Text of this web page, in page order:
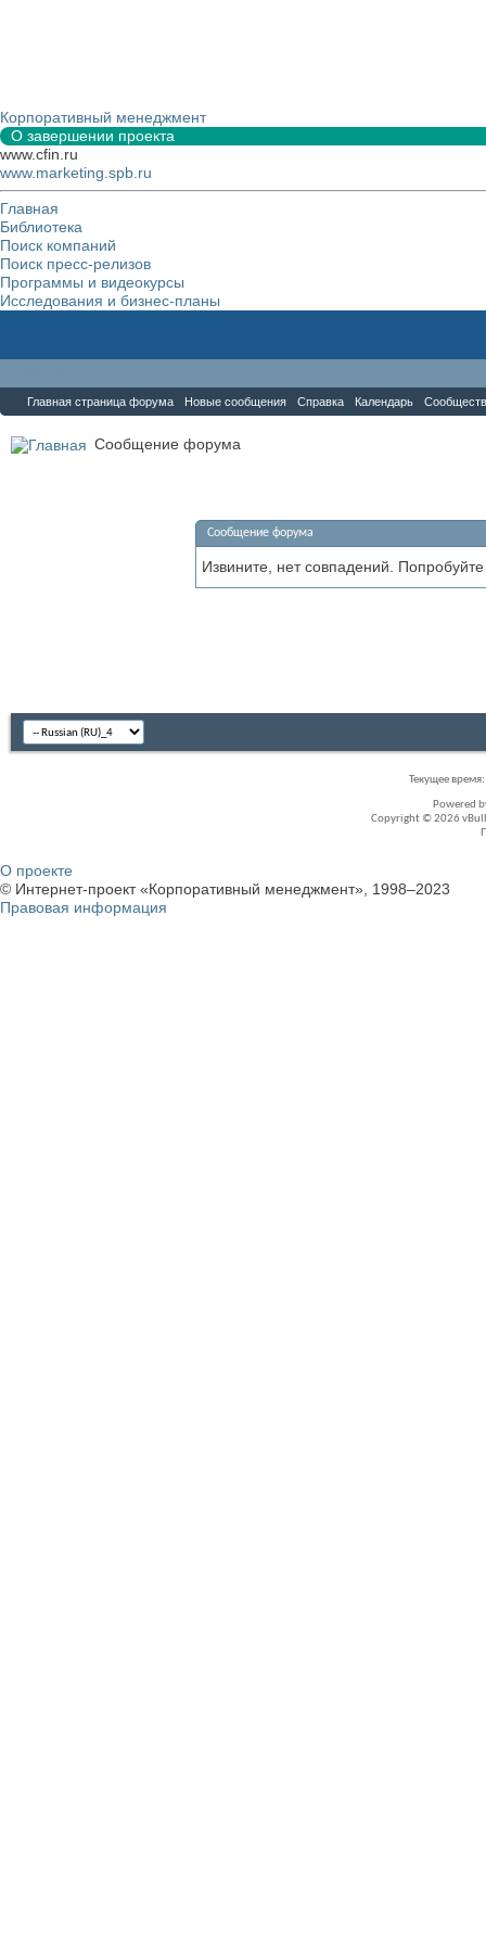
Корпоративный менеджмент
О завершении проекта
www.cfin.ru
www.marketing.spb.ru
Главная
Библиотека
Поиск компаний
Поиск пресс-релизов
Программы и видеокурсы
Исследования и бизнес-планы
Главная страница форума Новые сообщения Справка Календарь
Сообщение форума
Сообщение форума
Извините, нет совпадений.
Текущее время:
Powered
Copyright © 2026
О проекте
© Интернет-проект «Корпоративный менеджмент», 1998–2023
Правовая информация